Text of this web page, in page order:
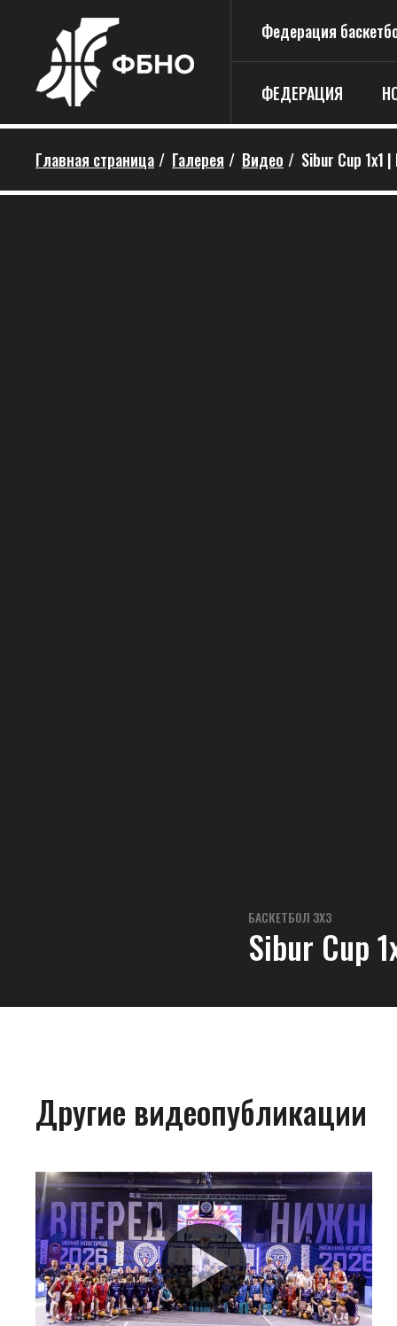
Федерация
ФЕДЕРАЦИЯ
Главная страница / Галерея / Видео / Sibur Cup 1x1
БАСКЕТБОЛ 3Х3
Sibur Cup
Другие видеопубликации